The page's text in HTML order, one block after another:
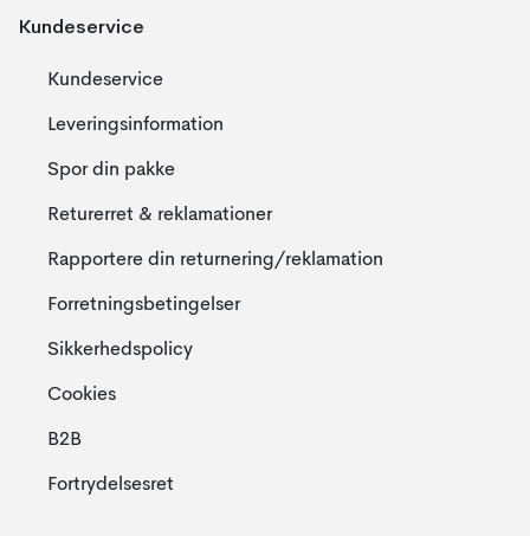
Kundeservice
Kundeservice
Leveringsinformation
Spor din pakke
Returerret & reklamationer
Rapportere din returnering/reklamation
Forretningsbetingelser
Sikkerhedspolicy
Cookies
B2B
Fortrydelsesret